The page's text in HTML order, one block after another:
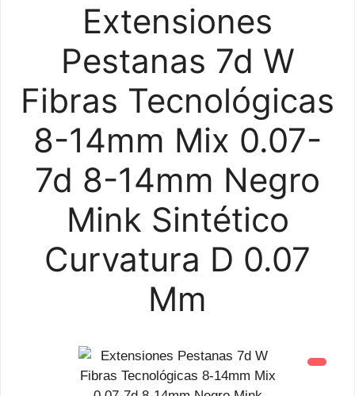
Extensiones
Pestanas 7d W
Fibras Tecnológicas
8-14mm Mix 0.07-
7d 8-14mm Negro
Mink Sintético
Curvatura D 0.07
Mm